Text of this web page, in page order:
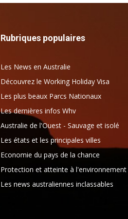
Rubriques populaires
Les News en Australie
Découvrez le Working Holiday Visa
Les plus beaux Parcs Nationaux
Les dernières infos Whv
Australie de l'Ouest - Sauvage et isolé
Les états et les principales villes
Economie du pays de la chance
Protection et atteinte à l'environnement
Les news australiennes inclassables